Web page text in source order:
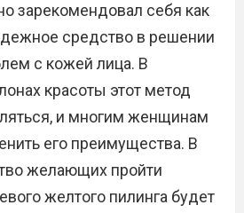
зарекомендовал себя как
средство в решении
с кожей лица. В
красоты этот метод
и многим женщинам
его преимущества. В
желающих пройти
желтого пилинга будет